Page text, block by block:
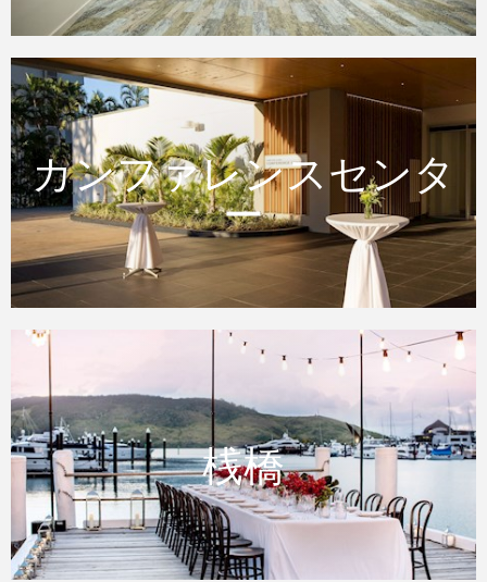
カンファレンスセンタ
ー
カンファレンスセンター
桟橋
桟橋